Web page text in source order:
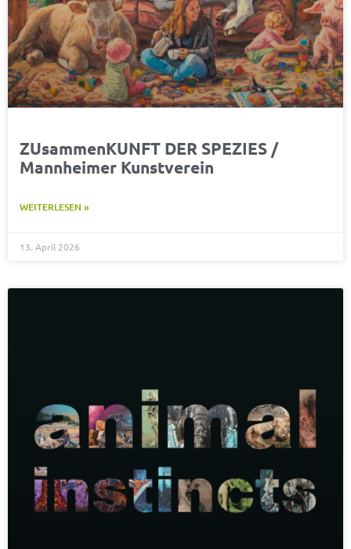
ZUsammenKUNFT DER SPEZIES /
Mannheimer Kunstverein
WEITERLESEN »
13. April 2026